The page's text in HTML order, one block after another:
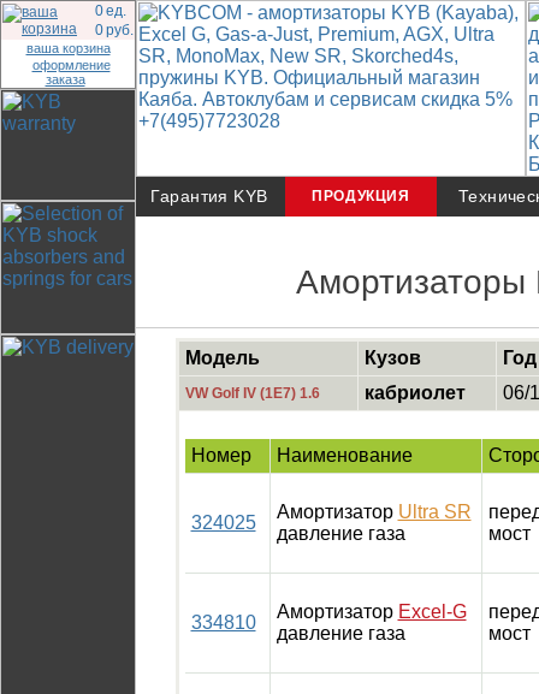
0ед.
0руб.
ваша корзина
оформление
заказа
Гарантия KYB ПРОДУКЦИЯ
Амортизаторы
Модель Кузов
VW Golf IV (1E7) 1.6 кабриолет 06/
Номер Наименование
324025
Амортизатор Ultra SR
давление газа
мост
334810
Амортизатор Excel-G
давление газа
мост